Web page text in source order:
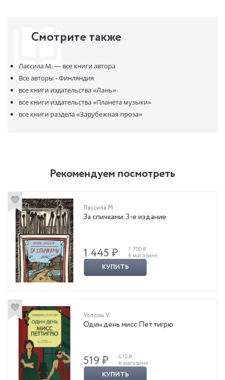
Смотрите также
Лассила М. — все книги автора
Все авторы - Финляндия
все книги издательства«Лань»
все книги издательства«Планета музыки»
все книги раздела«Зарубежная проза»
Рекомендуем посмотреть
Лассила М.
За спичками. 3-е издание
1 445 ₽
1 700 ₽
в магазине
КУПИТЬ
Уотсон У.
Один день мисс Петтигрю
519 ₽
610 ₽
в магазине
КУПИТЬ